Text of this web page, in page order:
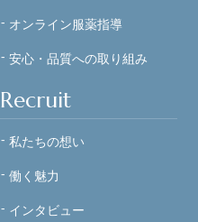
オンライン服薬指導
安心・品質への取り組み
Recruit
私たちの想い
働く魅力
インタビュー